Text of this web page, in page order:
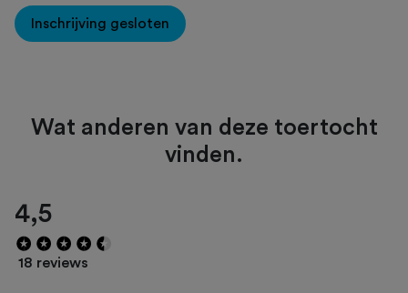
Inschrijving gesloten
Wat anderen van deze toertocht
vinden.
4,5
18 reviews